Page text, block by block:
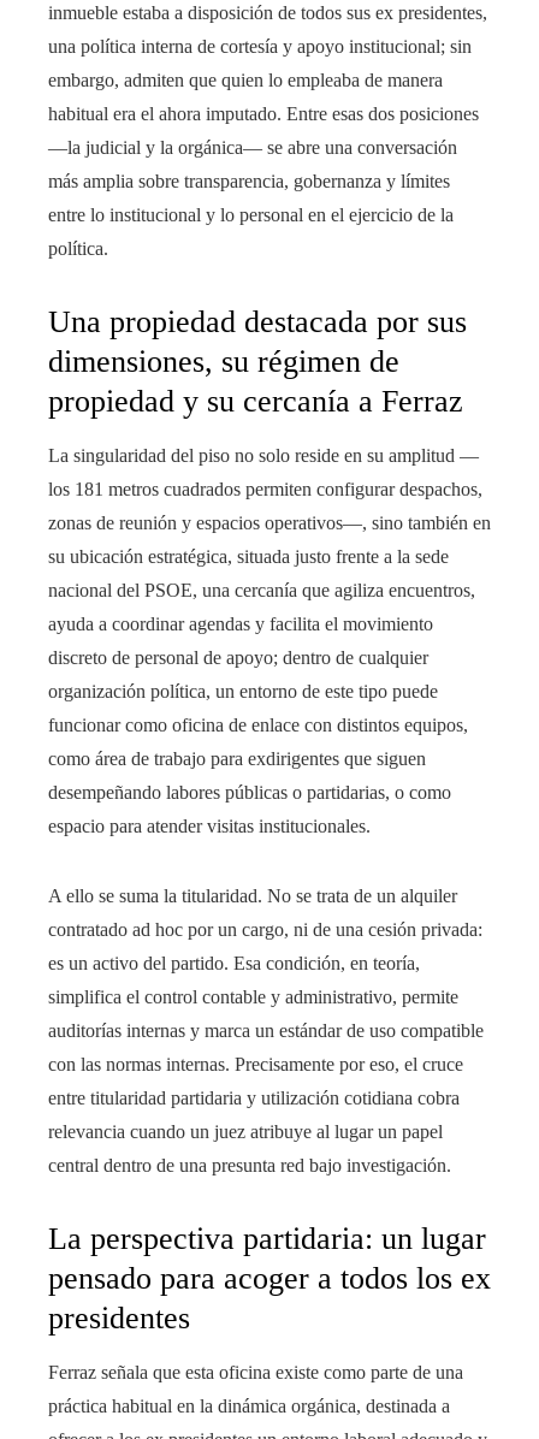
inmueble estaba a disposición de todos sus ex presidentes,
una política interna de cortesía y apoyo institucional; sin
embargo, admiten que quien lo empleaba de manera
habitual era el ahora imputado. Entre esas dos posiciones
—la judicial y la orgánica— se abre una conversación
más amplia sobre transparencia, gobernanza y límites
entre lo institucional y lo personal en el ejercicio de la
política.
Una propiedad destacada por sus
dimensiones, su régimen de
propiedad y su cercanía a Ferraz
La singularidad del piso no solo reside en su amplitud —
los 181 metros cuadrados permiten configurar despachos,
zonas de reunión y espacios operativos—, sino también en
su ubicación estratégica, situada justo frente a la sede
nacional del PSOE, una cercanía que agiliza encuentros,
ayuda a coordinar agendas y facilita el movimiento
discreto de personal de apoyo; dentro de cualquier
organización política, un entorno de este tipo puede
funcionar como oficina de enlace con distintos equipos,
como área de trabajo para exdirigentes que siguen
desempeñando labores públicas o partidarias, o como
espacio para atender visitas institucionales.
A ello se suma la titularidad. No se trata de un alquiler
contratado ad hoc por un cargo, ni de una cesión privada:
es un activo del partido. Esa condición, en teoría,
simplifica el control contable y administrativo, permite
auditorías internas y marca un estándar de uso compatible
con las normas internas. Precisamente por eso, el cruce
entre titularidad partidaria y utilización cotidiana cobra
relevancia cuando un juez atribuye al lugar un papel
central dentro de una presunta red bajo investigación.
La perspectiva partidaria: un lugar
pensado para acoger a todos los ex
presidentes
Ferraz señala que esta oficina existe como parte de una
práctica habitual en la dinámica orgánica, destinada a